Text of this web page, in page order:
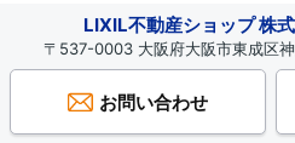
LIXIL不動産ショップ 株
〒537-0003 大阪府大阪市東成区
お問い合わせ